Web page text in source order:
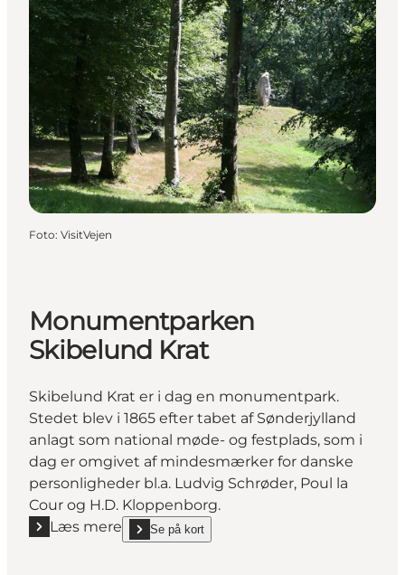
Foto: VisitVejen
Monumentparken
Skibelund Krat
Skibelund Krat er i dag en monumentpark.
Stedet blev i 1865 efter tabet af Sønderjylland
anlagt som national møde- og festplads, som i
dag er omgivet af mindesmærker for danske
personligheder bl.a. Ludvig Schrøder, Poul la
Cour og H.D. Kloppenborg.
Læs mere
Læs mere "Monumentparken Skibelund Krat"
Se på kort
show Monumentparken Skibelund Krat on_map